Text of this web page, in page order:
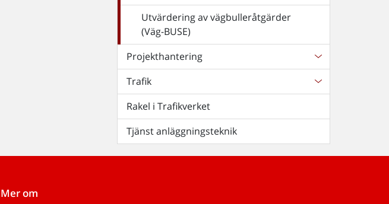
Utvärdering av vägbulleråtgärder
(Väg-BUSE)
Projekthantering
Trafik
Rakel i Trafikverket
Tjänst anläggningsteknik
Mer om